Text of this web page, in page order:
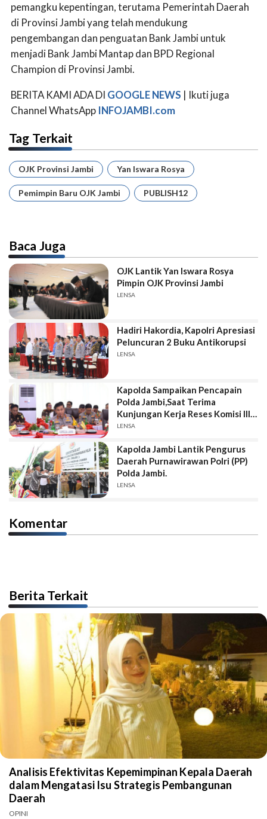
pemangku kepentingan, terutama Pemerintah Daerah
di Provinsi Jambi yang telah mendukung
pengembangan dan penguatan Bank Jambi untuk
menjadi Bank Jambi Mantap dan BPD Regional
Champion di Provinsi Jambi.
BERITA KAMI ADA DI GOOGLE NEWS | Ikuti juga
Channel WhatsApp INFOJAMBI.com
Tag Terkait
OJK Provinsi Jambi Yan Iswara Rosya
Pemimpin Baru OJK Jambi PUBLISH12
Baca Juga
OJK Lantik Yan Iswara Rosya
Pimpin OJK Provinsi Jambi
LENSA
Hadiri Hakordia, Kapolri Apresiasi
Peluncuran 2 Buku Antikorupsi
LENSA
Kapolda Sampaikan Pencapain
Polda Jambi,Saat Terima
Kunjungan Kerja Reses Komisi III
DPR RI
LENSA
Kapolda Jambi Lantik Pengurus
Daerah Purnawirawan Polri (PP)
Polda Jambi.
LENSA
Komentar
Berita Terkait
Analisis Efektivitas Kepemimpinan Kepala Daerah
dalam Mengatasi Isu Strategis Pembangunan
Daerah
OPINI